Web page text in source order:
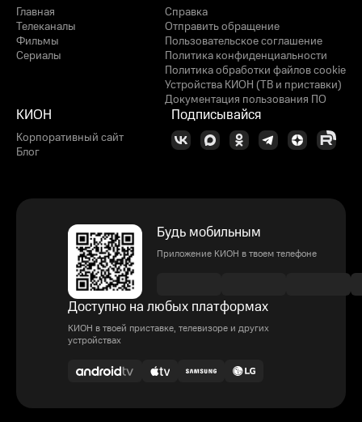
Главная
Телеканалы
Фильмы
Сериалы
Справка
Отправить обращение
Пользовательское соглашение
Политика конфиденциальности
Политика обработки файлов cookie
Устройства КИОН (ТВ и приставки)
Документация пользования ПО
КИОН
Корпоративный сайт
Блог
Подписывайся
Будь мобильным
Приложение КИОН в твоем телефоне
Доступно на любых платформах
КИОН в твоей приставке, телевизоре и других
устройствах